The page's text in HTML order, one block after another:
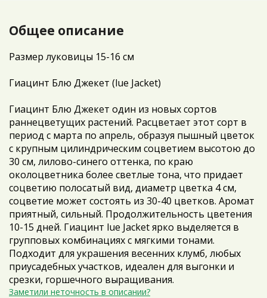
Общее описание
Размер луковицы 15-16 см
Гиацинт Блю Джекет (lue Jacket)
Гиацинт Блю Джекет один из новых сортов
раннецветущих растений. Расцветает этот сорт в
период с марта по апрель, образуя пышный цветок
с крупным цилиндрическим соцветием высотою до
30 см, лилово-синего оттенка, по краю
околоцветника более светлые тона, что придает
соцветию полосатый вид, диаметр цветка 4 см,
соцветие может состоять из 30-40 цветков. Аромат
приятный, сильный. Продолжительность цветения
10-15 дней. Гиацинт lue Jacket ярко выделяется в
групповых комбинациях с мягкими тонами.
Подходит для украшения весенних клумб, любых
приусадебных участков, идеален для выгонки и
срезки, горшечного выращивания.
Заметили неточность в описании?